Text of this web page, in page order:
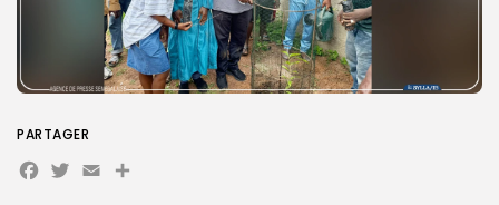
PARTAGER
Facebook
Twitter
EmailPartager